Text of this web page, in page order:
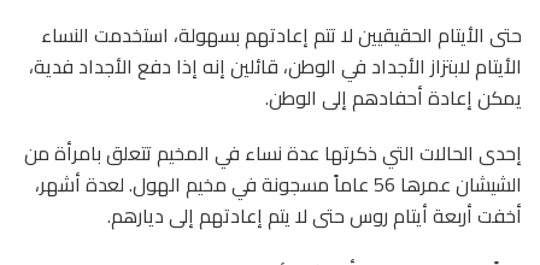
حتى الأيتام الحقيقيين لا تتم إعادتهم بسهولة، استخدمت النساء
الأيتام لابتزاز الأجداد في الوطن، قائلين إنه إذا دفع الأجداد فدية،
يمكن إعادة أحفادهم إلى الوطن.
إحدى الحالات التي ذكرتها عدة نساء في المخيم تتعلق بامرأة من
الشيشان عمرها 56 عاماً مسجونة في مخيم الهول. لعدة أشهر،
أخفت أربعة أيتام روس حتى لا يتم إعادتهم إلى ديارهم.